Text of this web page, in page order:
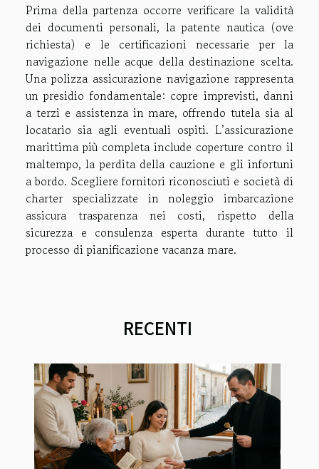
Prima della partenza occorre verificare la validità
dei documenti personali, la patente nautica (ove
richiesta) e le certificazioni necessarie per la
navigazione nelle acque della destinazione scelta.
Una polizza assicurazione navigazione rappresenta
un presidio fondamentale: copre imprevisti, danni
a terzi e assistenza in mare, offrendo tutela sia al
locatario sia agli eventuali ospiti. L’assicurazione
marittima più completa include coperture contro il
maltempo, la perdita della cauzione e gli infortuni
a bordo. Scegliere fornitori riconosciuti e società di
charter specializzate in noleggio imbarcazione
assicura trasparenza nei costi, rispetto della
sicurezza e consulenza esperta durante tutto il
processo di pianificazione vacanza mare.
RECENTI